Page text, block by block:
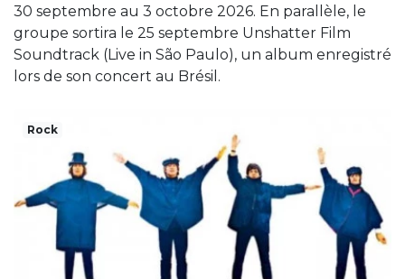
30 septembre au 3 octobre 2026. En parallèle, le
groupe sortira le 25 septembre Unshatter Film
Soundtrack (Live in São Paulo), un album enregistré
lors de son concert au Brésil.
Rock